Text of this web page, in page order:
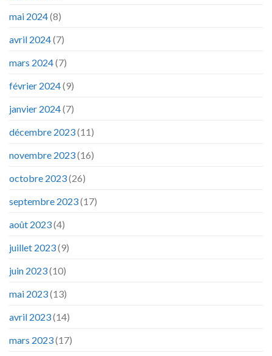
mai 2024(8)
avril 2024(7)
mars 2024(7)
février 2024(9)
janvier 2024(7)
décembre 2023(11)
novembre 2023(16)
octobre 2023(26)
septembre 2023(17)
août 2023(4)
juillet 2023(9)
juin 2023(10)
mai 2023(13)
avril 2023(14)
mars 2023(17)